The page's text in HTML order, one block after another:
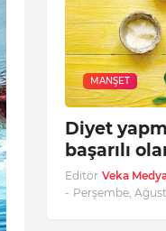
MANŞET
Diyet
başarılı
Editör Veka
- Perşembe,